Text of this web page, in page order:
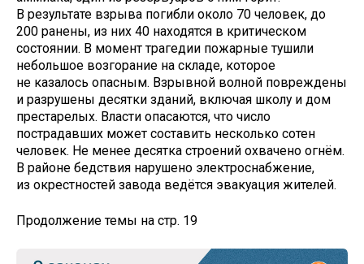
В результате взрыва погибли около 70 человек, до
200 ранены, из них 40 находятся в критическом
состоянии. В момент трагедии пожарные тушили
небольшое возгорание на складе, которое
не казалось опасным. Взрывной волной повреждены
и разрушены десятки зданий, включая школу и дом
престарелых. Власти опасаются, что число
пострадавших может составить несколько сотен
человек. Не менее десятка строений охвачено огнём.
В районе бедствия нарушено электроснабжение,
из окрестностей завода ведётся эвакуация жителей.
Продолжение темы на стр. 19